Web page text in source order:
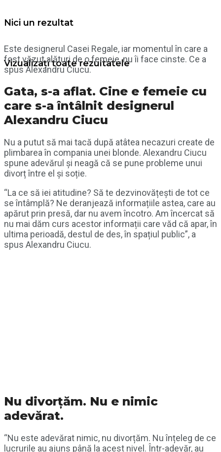
Nici un rezultat
Vizualizați toate rezultatele
Este designerul Casei Regale, iar momentul în care a
fost văzut alături de o femeie, nu îi face cinste. Ce a
spus Alexandru Ciucu.
Gata, s-a aflat. Cine e femeie cu
care s-a întâlnit designerul
Alexandru Ciucu
Nu a putut să mai tacă după atâtea necazuri create de
plimbarea în compania unei blonde. Alexandru Ciucu
spune adevărul și neagă că se pune probleme unui
divorț între el și soție.
“La ce să iei atitudine? Să te dezvinovățești de tot ce
se întâmplă? Ne deranjează informațiile astea, care au
apărut prin presă, dar nu avem încotro. Am încercat să
nu mai dăm curs acestor informații care văd că apar, în
ultima perioadă, destul de des, în spațiul public”, a
spus Alexandru Ciucu.
Nu divorțăm. Nu e nimic
adevărat.
“Nu este adevărat nimic, nu divorțăm. Nu înțeleg de ce
lucrurile au ajuns până la acest nivel. Într-adevăr, au